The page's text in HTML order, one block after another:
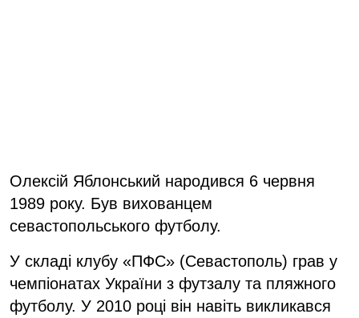
Олексій Яблонський народився 6 червня
1989 року. Був вихованцем
севастопольського футболу.
У складі клубу «ПФС» (Севастополь) грав у
чемпіонатах України з футзалу та пляжного
футболу. У 2010 році він навіть викликався